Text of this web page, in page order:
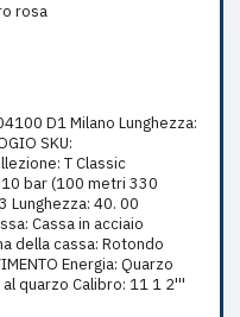
rosa
D1 Milano Lunghezza:
SKU:
T Classic
bar (100 metri 330
Lunghezza: 40. 00
Cassa in acciaio
della cassa: Rotondo
Energia: Quarzo
quarzo Calibro: 11 1 2'''